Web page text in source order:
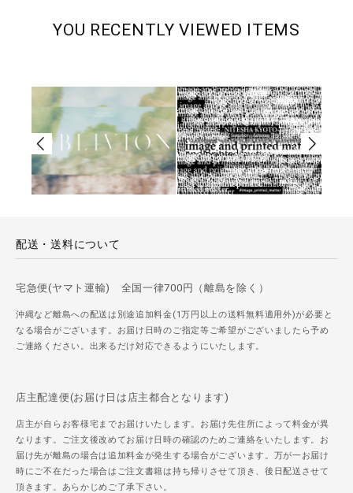
YOU RECENTLY VIEWED ITEMS
配送・送料について
宅急便(ヤマト運輸) 全国一律700円（離島を除く）
沖縄など離島への配送は別途追加料金(1万円以上の送料無料適用外)が必要と
なる場合がございます。お届け日時のご指定等ご希望がございましたら予め
ご連絡ください。出来るだけ対応できるようにいたします。
店主配達便(お届け日は店主都合となります)
店主が自らお客様宅までお届けいたします。お届け先住所によって料金が異
なります。ご注文後改めてお届け日時の確認のためご連絡をいたします。お
届け先が離島の場合は追加料金が発生する場合がございます。万が一お届け
時にご不在だった場合はご注文書籍は持ち帰りさせて頂き、後日配送させて
頂きます。あらかじめご了承下さい。